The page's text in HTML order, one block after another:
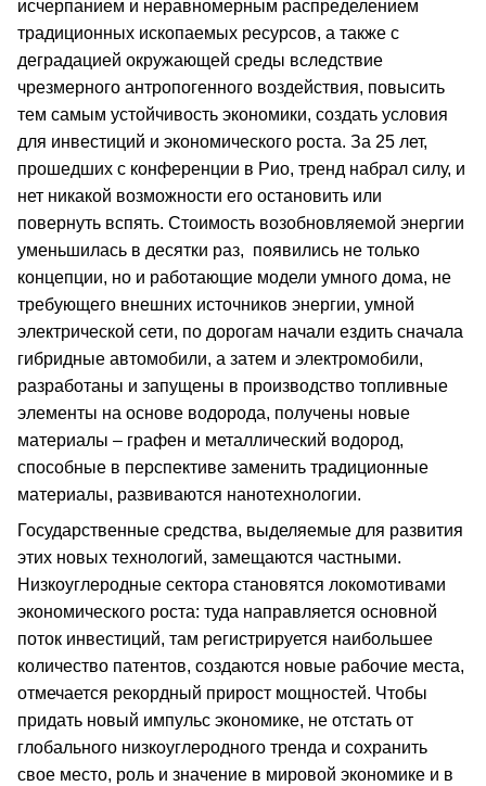
исчерпанием и неравномерным распределением
традиционных ископаемых ресурсов, а также с
деградацией окружающей среды вследствие
чрезмерного антропогенного воздействия, повысить
тем самым устойчивость экономики, создать условия
для инвестиций и экономического роста. За 25 лет,
прошедших с конференции в Рио, тренд набрал силу, и
нет никакой возможности его остановить или
повернуть вспять. Стоимость возобновляемой энергии
уменьшилась в десятки раз, появились не только
концепции, но и работающие модели умного дома, не
требующего внешних источников энергии, умной
электрической сети, по дорогам начали ездить сначала
гибридные автомобили, а затем и электромобили,
разработаны и запущены в производство топливные
элементы на основе водорода, получены новые
материалы – графен и металлический водород,
способные в перспективе заменить традиционные
материалы, развиваются нанотехнологии.
Государственные средства, выделяемые для развития
этих новых технологий, замещаются частными.
Низкоуглеродные сектора становятся локомотивами
экономического роста: туда направляется основной
поток инвестиций, там регистрируется наибольшее
количество патентов, создаются новые рабочие места,
отмечается рекордный прирост мощностей. Чтобы
придать новый импульс экономике, не отстать от
глобального низкоуглеродного тренда и сохранить
свое место, роль и значение в мировой экономике и в